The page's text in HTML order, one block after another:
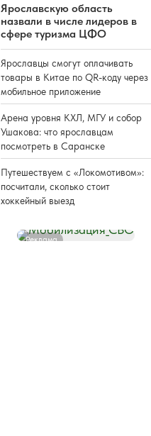
Ярославскую область
назвали в числе лидеров в
сфере туризма ЦФО
Ярославцы смогут оплачивать
товары в Китае по QR-коду через
мобильное приложение
Арена уровня КХЛ, МГУ и собор
Ушакова: что ярославцам
посмотреть в Саранске
Путешествуем с «Локомотивом»:
посчитали, сколько стоит
хоккейный выезд
Реклама